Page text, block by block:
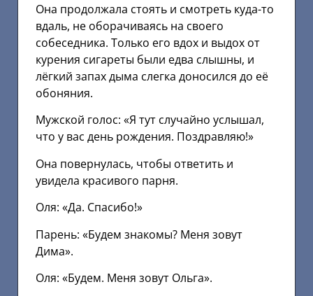
Она продолжала стоять и смотреть куда-то
вдаль, не оборачиваясь на своего
собеседника. Только его вдох и выдох от
курения сигареты были едва слышны, и
лёгкий запах дыма слегка доносился до её
обоняния.
Мужской голос: «Я тут случайно услышал,
что у вас день рождения. Поздравляю!»
Она повернулась, чтобы ответить и
увидела красивого парня.
Оля: «Да. Спасибо!»
Парень: «Будем знакомы? Меня зовут
Дима».
Оля: «Будем. Меня зовут Ольга».